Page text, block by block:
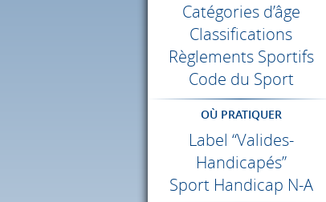
Catégories d’âge
Classifications
Règlements Sportifs
Code du Sport
OÙ PRATIQUER
Label “Valides-
Handicapés”
Sport Handicap N-A